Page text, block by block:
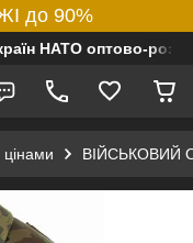
до 90%
НАТО оптово-
ВІЙСЬКОВИЙ